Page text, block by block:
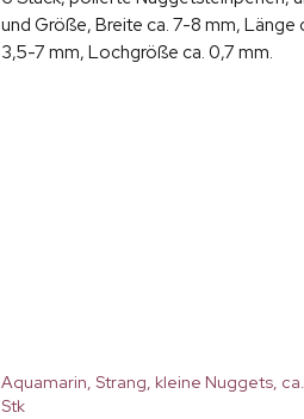
und Größe, Breite ca. 7-8 mm, Länge
3,5-7 mm, Lochgröße ca. 0,7 mm.
Aquamarin, Strang, kleine Nuggets,
Stk